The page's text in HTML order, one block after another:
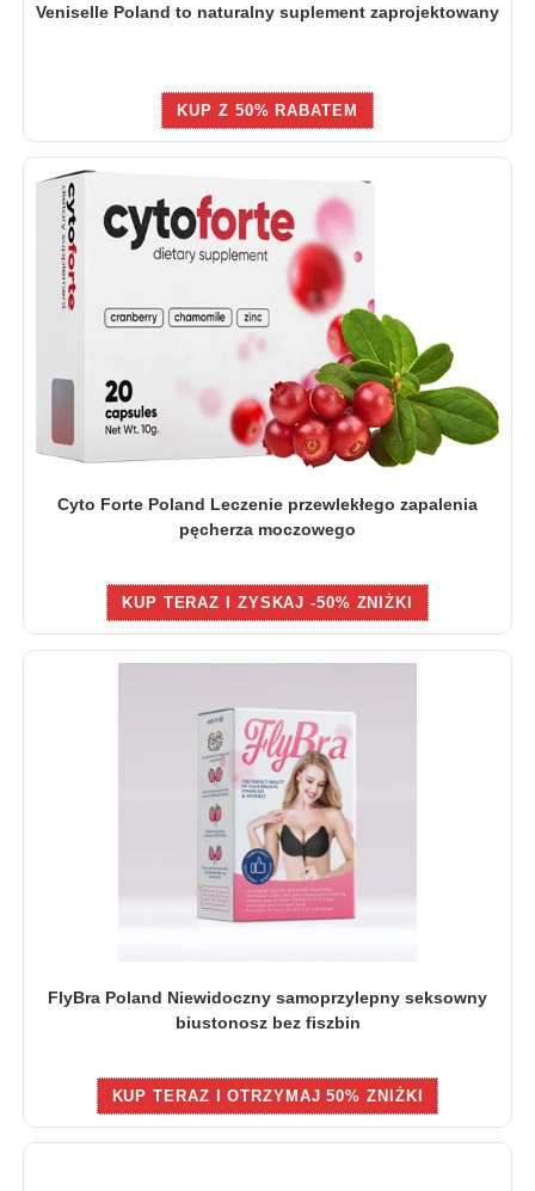
Veniselle Poland to naturalny suplement zaprojektowany
KUP Z 50% RABATEM
Cyto Forte Poland Leczenie przewlekłego zapalenia
pęcherza moczowego
KUP TERAZ I ZYSKAJ -50% ZNIŻKI
FlyBra Poland Niewidoczny samoprzylepny seksowny
biustonosz bez fiszbin
KUP TERAZ I OTRZYMAJ 50% ZNIŻKI